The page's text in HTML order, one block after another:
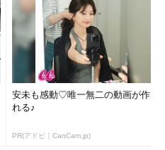
安未も感動♡唯一無二の動画が作
れる♪
PR(アドビ｜CanCam.jp)